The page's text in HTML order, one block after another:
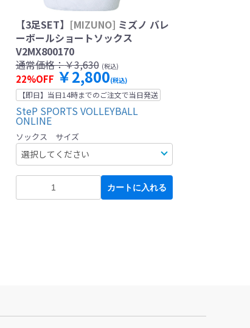
【3足SET】 [MIZUNO] ミズノ バレ
ーボールショートソックス
V2MX800170
通常価格：￥3,630 (税込)
22%OFF￥2,800(税込)
【即日】当日14時までのご注文で当日発送
SteP SPORTS VOLLEYBALL
ONLINE
ソックス サイズ
カートに入れる